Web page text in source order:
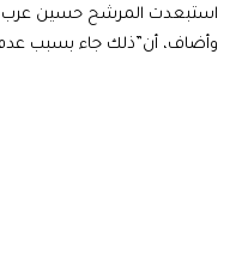
استبعدت المرشح حسين عرب
وأضاف، أن”ذلك جاء بسبب عدم